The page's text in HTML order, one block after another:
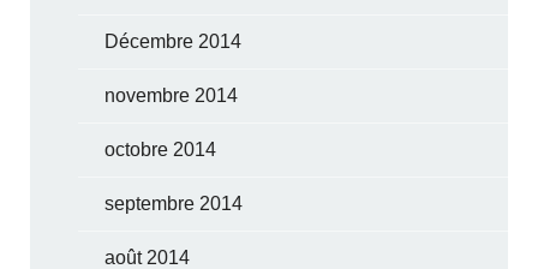
Décembre 2014
novembre 2014
octobre 2014
septembre 2014
août 2014